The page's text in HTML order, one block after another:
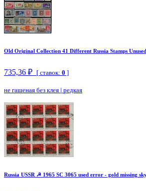
Old Original Collection 41 Different Russia Stamps
735,36 ₽ [ ставок: 0 ]
не гашеная без клея | редкая
Russia USSR ☭ 1965 SC 3065 used error - gold missing